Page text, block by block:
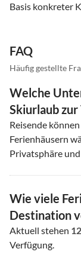
Basis konkreter
FAQ
Häufig gestellte
Welche
Skiurlaub zur
Reisende
Ferienhäusern
Privatsphäre
Wie viele
Destination
Aktuell stehen 12
Verfügung.